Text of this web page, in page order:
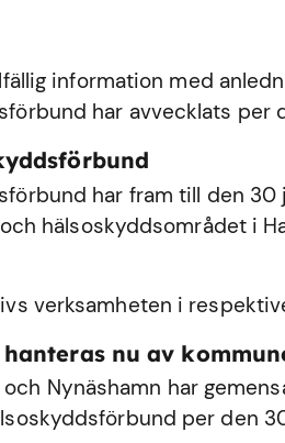
information med
har avvecklats per
har fram till den 30
hälsoskyddsområdet i
verksamheten i
nu av
Nynäshamn har
per den